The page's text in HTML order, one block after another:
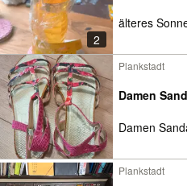
2
älteres
Plankstadt
Damen
Damen
Plankstadt